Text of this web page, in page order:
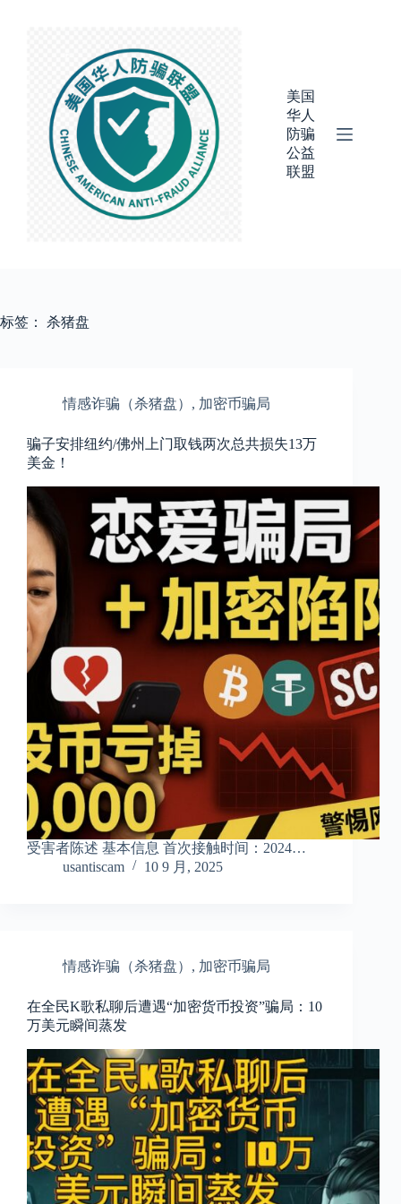
美国
华人
防骗
公益
联盟
标签： 杀猪盘
情感诈骗（杀猪盘） , 加密币骗局
骗子安排纽约/佛州上门取钱两次总共损失13万
美金！
受害者陈述 基本信息 首次接触时间：2024…
usantiscam
10 9 月, 2025
情感诈骗（杀猪盘） , 加密币骗局
在全民K歌私聊后遭遇“加密货币投资”骗局：10
万美元瞬间蒸发